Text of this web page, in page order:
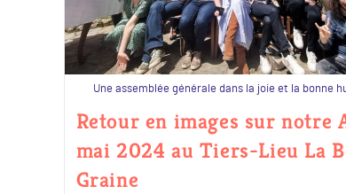
Une assemblée générale dans la joie et la bonne
Retour en images sur notre
mai 2024 au Tiers-Lieu La
Graine